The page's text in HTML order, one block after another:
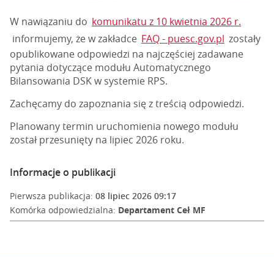
W nawiązaniu do komunikatu z 10 kwietnia 2026 r.
informujemy, że w zakładce FAQ - puesc.gov.pl zostały
opublikowane odpowiedzi na najczęściej zadawane
pytania dotyczące modułu Automatycznego
Bilansowania DSK w systemie RPS.
Zachęcamy do zapoznania się z treścią odpowiedzi.
Planowany termin uruchomienia nowego modułu
został przesunięty na lipiec 2026 roku.
Informacje o publikacji
Pierwsza publikacja: 08 lipiec 2026 09:17
Komórka odpowiedzialna: Departament Ceł MF